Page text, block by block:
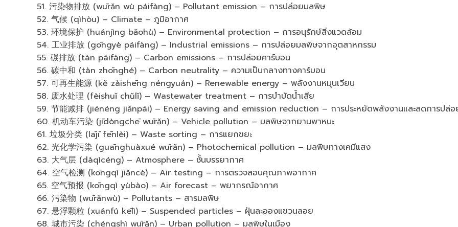
51. 污染物排放 (wūrǎn wù páifàng) – Pollutant emission – การปล่อยมลพิษ
52. 气候 (qìhòu) – Climate – ภูมิอากาศ
53. 环境保护 (huánjìng bǎohù) – Environmental protection – การอนุรักษ์สิ่งแวดล้อม
54. 工业排放 (gōngyè páifàng) – Industrial emissions – การปล่อยมลพิษจากอุตสาหกรรม
55. 碳排放 (tàn páifàng) – Carbon emissions – การปล่อยคาร์บอน
56. 碳中和 (tàn zhōnghé) – Carbon neutrality – ความเป็นกลางทางคาร์บอน
57. 可再生能源 (kě zàishēng néngyuán) – Renewable energy – พลังงานหมุนเวียน
58. 废水处理 (fèishuǐ chǔlǐ) – Wastewater treatment – การบำบัดน้ำเสีย
59. 节能减排 (jiénéng jiǎnpái) – Energy saving and emission reduction – การประหยัดพลังงานและลดการปล่
60. 机动车污染 (jīdòngchē wūrǎn) – Vehicle pollution – มลพิษจากยานพาหนะ
61. 垃圾分类 (lājī fēnlèi) – Waste sorting – การแยกขยะ
62. 光化学污染 (guānghuàxué wūrǎn) – Photochemical pollution – มลพิษทางเคมีแสง
63. 大气层 (dàqìcéng) – Atmosphere – ชั้นบรรยากาศ
64. 空气检测 (kōngqì jiǎncè) – Air testing – การตรวจสอบคุณภาพอากาศ
65. 空气预报 (kōngqì yùbào) – Air forecast – พยากรณ์อากาศ
66. 污染物 (wūrǎnwù) – Pollutants – สารมลพิษ
67. 悬浮颗粒 (xuánfú kēlì) – Suspended particles – ฝุ่นละอองแขวนลอย
68. 城市污染 (chéngshì wūrǎn) – Urban pollution – มลพิษในเมือง